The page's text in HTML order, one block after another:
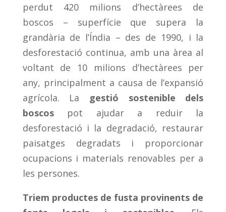
perdut 420 milions d’hectàrees de
boscos – superfície que supera la
grandària de l’Índia – des de 1990, i la
desforestació continua, amb una àrea al
voltant de 10 milions d’hectàrees per
any, principalment a causa de l’expansió
agrícola. La gestió sostenible dels
boscospot ajudar a reduir la
desforestació i la degradació, restaurar
paisatges degradats i proporcionar
ocupacions i materials renovables per a
les persones.
Triem productes de fusta provinents de